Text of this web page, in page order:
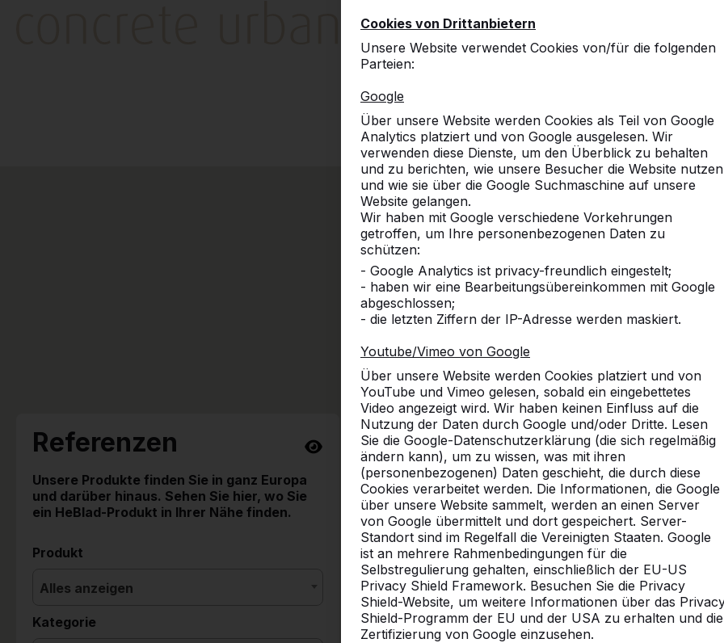
Cookies von Drittanbietern
Unsere Website verwendet Cookies von/für die folgenden
Parteien:
Google
Über unsere Website werden Cookies als Teil von Google
Analytics platziert und von Google ausgelesen. Wir
verwenden diese Dienste, um den Überblick zu behalten
und zu berichten, wie unsere Besucher die Website nutzen
und wie sie über die Google Suchmaschine auf unsere
Website gelangen.
Wir haben mit Google verschiedene Vorkehrungen
getroffen, um Ihre personenbezogenen Daten zu
schützen:
- Google Analytics ist privacy-freundlich eingestelt;
- haben wir eine Bearbeitungsübereinkommen mit Google
abgeschlossen;
- die letzten Ziffern der IP-Adresse werden maskiert.
Youtube/Vimeo von Google
Über unsere Website werden Cookies platziert und von
YouTube und Vimeo gelesen, sobald ein eingebettetes
Video angezeigt wird. Wir haben keinen Einfluss auf die
Nutzung der Daten durch Google und/oder Dritte. Lesen
Sie die Google-Datenschutzerklärung (die sich regelmäßig
ändern kann), um zu wissen, was mit ihren
(personenbezogenen) Daten geschieht, die durch diese
Cookies verarbeitet werden. Die Informationen, die Google
über unsere Website sammelt, werden an einen Server
von Google übermittelt und dort gespeichert. Server-
Standort sind im Regelfall die Vereinigten Staaten. Google
ist an mehrere Rahmenbedingungen für die
Selbstregulierung gehalten, einschließlich der EU-US
Privacy Shield Framework. Besuchen Sie die Privacy
Shield-Website, um weitere Informationen über das
Shield-Programm der EU und der USA zu erhalten und die
Zertifizierung von Google einzusehen.
Referenzen
Unsere Produkte finden Sie in ganz Europa
und darüber hinaus. Sehen Sie hier, wo Sie
ein HeBlad-Produkt in Ihrer Nähe finden.
Produkt
Alles anzeigen
Kategorie